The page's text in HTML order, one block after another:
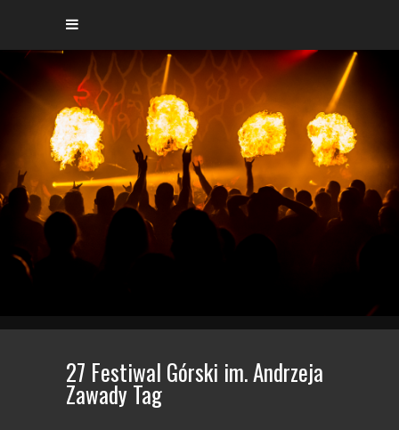
27 Festiwal Górski im. Andrzeja
Zawady Tag